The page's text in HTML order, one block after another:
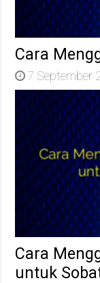
Cara
7 September
Cara
untuk